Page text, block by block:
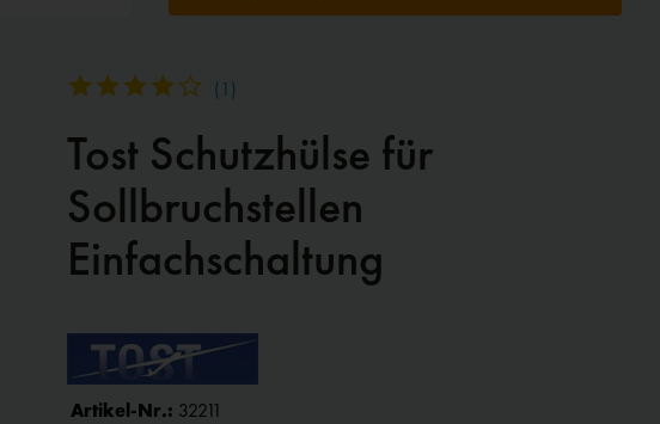
( 1 )
Tost Schutzhülse für
Sollbruchstellen
Einfachschaltung
Artikel-Nr.: 32211